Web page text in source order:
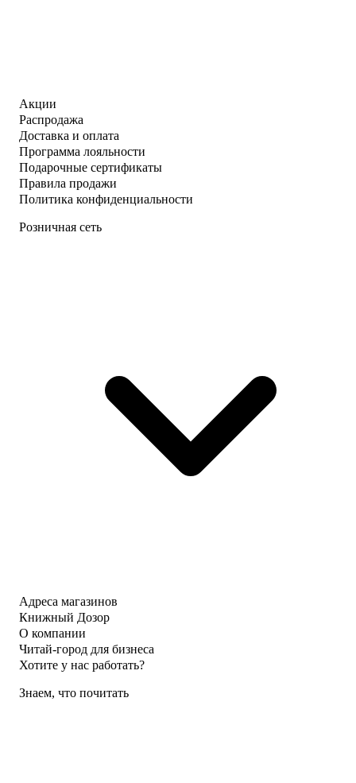
Акции
Распродажа
Доставка и оплата
Программа лояльности
Подарочные сертификаты
Правила продажи
Политика конфиденциальности
Розничная сеть
Адреса магазинов
Книжный Дозор
О компании
Читай-город для бизнеса
Хотите у нас работать?
Знаем, что почитать